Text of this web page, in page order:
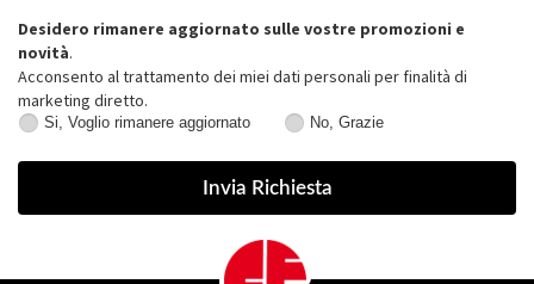
Desidero rimanere aggiornato sulle vostre promozioni e
novità.
Acconsento al trattamento dei miei dati personali per finalità di
marketing diretto.
Voglio
Si, Voglio rimanere aggiornato
Grazie
No, Grazie